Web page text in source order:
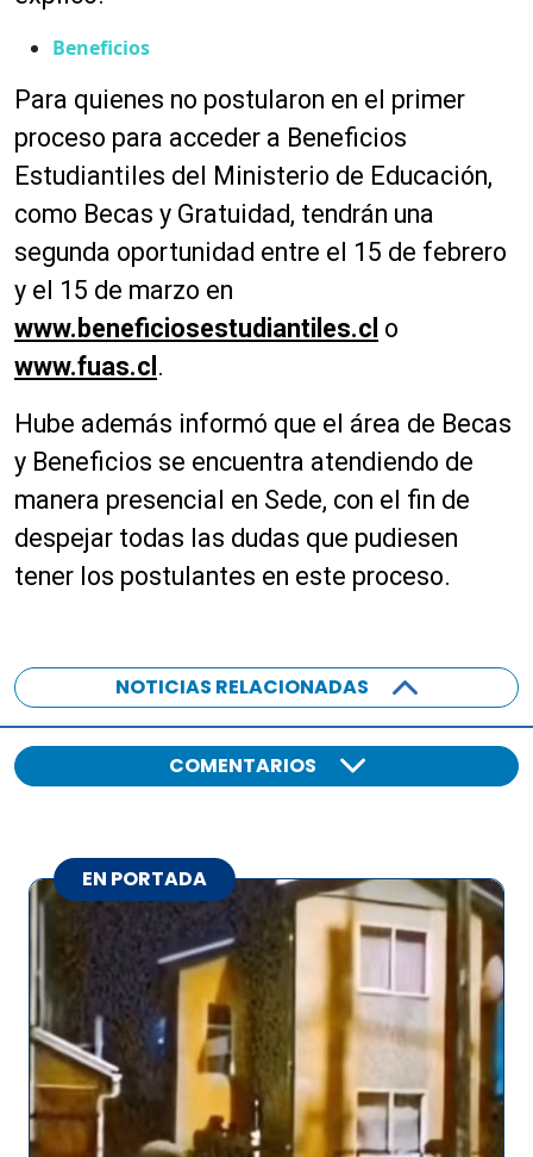
Beneficios
Para quienes no postularon en el primer
proceso para acceder a Beneficios
Estudiantiles del Ministerio de Educación,
como Becas y Gratuidad, tendrán una
segunda oportunidad entre el 15 de febrero
y el 15 de marzo en
www.beneficiosestudiantiles.cl o
www.fuas.cl .
Hube además informó que el área de Becas
y Beneficios se encuentra atendiendo de
manera presencial en Sede, con el fin de
despejar todas las dudas que pudiesen
tener los postulantes en este proceso.
NOTICIAS RELACIONADAS
COMENTARIOS
EN PORTADA